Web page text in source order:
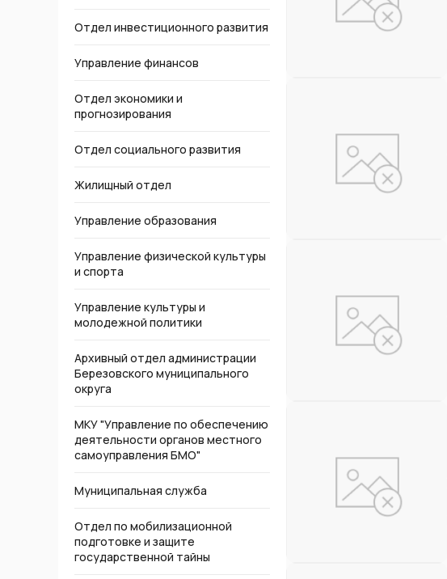
Отдел инвестиционного развития
Управление финансов
Отдел экономики и
прогнозирования
Отдел социального развития
Жилищный отдел
Управление образования
Управление физической культуры
и спорта
Управление культуры и
молодежной политики
Архивный отдел администрации
Березовского муниципального
округа
МКУ "Управление по обеспечению
деятельности органов местного
самоуправления БМО"
Муниципальная служба
Отдел по мобилизационной
подготовке и защите
государственной тайны